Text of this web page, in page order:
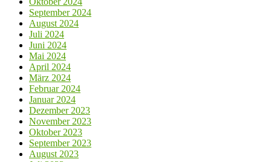
September 2024
August 2024
Juli 2024
Juni 2024
Mai 2024
April 2024
März 2024
Februar 2024
Januar 2024
Dezember 2023
November 2023
Oktober 2023
September 2023
August 2023